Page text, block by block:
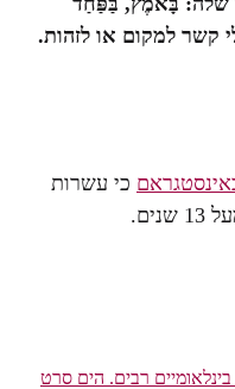
קשר למקום או לזהות.
כי עשרות
רבים. הים סרט